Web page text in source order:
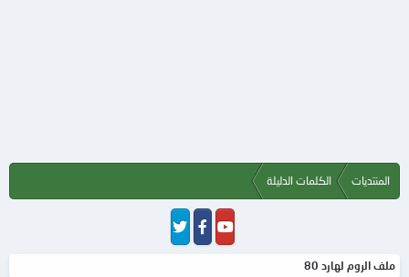
المنتديات الكلمات الدليلة
ملف الروم لهارد 80